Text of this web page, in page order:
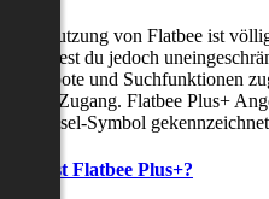
Die Nutzung von Flatbee ist
Möchtest du jedoch
Angebote und Suchfunktionen
Plus+ Zugang. Flatbee Plus+
Schlüssel-Symbol
Was ist Flatbee Plus+?